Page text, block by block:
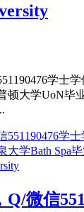
学士
顿大学UoN毕
微信